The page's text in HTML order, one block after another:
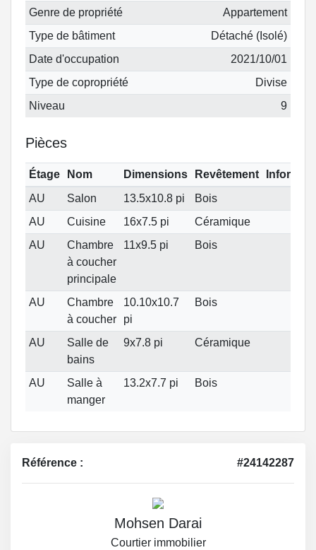
Genre de propriété
Appartement
Type de bâtiment
Détaché (Isolé)
Date d'occupation
2021/10/01
Type de copropriété
Divise
Niveau
9
Pièces
Étage Nom Dimensions Revêtement
AU
Salon 13.5x10.8 pi
Bois
AU
Cuisine 16x7.5 pi
Céramique
AU
Chambre
à coucher
principale
11x9.5 pi Bois
AU
Chambre
à coucher
10.10x10.7
pi
Bois
AU
Salle de
bains
9x7.8 pi Céramique
AU
Salle à
manger
13.2x7.7 pi Bois
Référence : #24142287
Mohsen Darai
Courtier immobilier